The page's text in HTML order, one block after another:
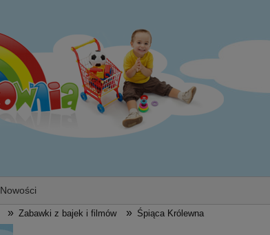
Nowości
» Zabawki z bajek i filmów » Śpiąca Królewna